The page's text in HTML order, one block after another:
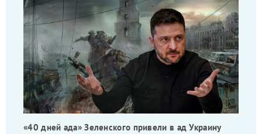
«40 дней ада» Зеленского привели в ад Украину